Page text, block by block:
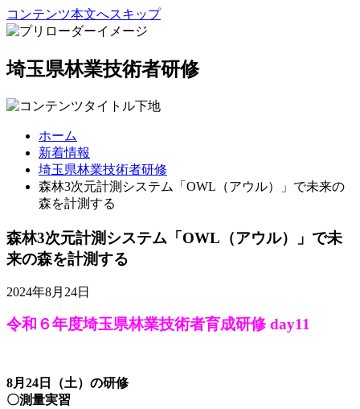
コンテンツ本文へスキップ
埼玉県林業技術者研修
ホーム
新着情報
埼玉県林業技術者研修
森林3次元計測システム「OWL（アウル）」で未来の
森を計測する
森林3次元計測システム「OWL（アウル）」で未
来の森を計測する
2024年8月24日
令和６年度埼玉県林業技術者育成研修 day11
8月24日（土）の研修
〇測量実習